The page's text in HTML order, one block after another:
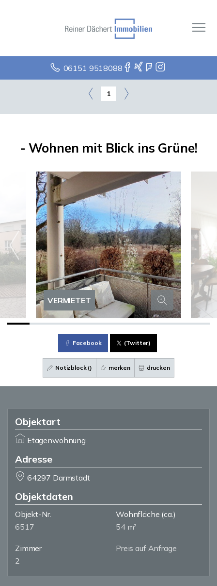
06151 9518088
1
- Wohnen mit Blick ins Grüne!
VERMIETET
Facebook (Twitter)
Notizblock () merken drucken
Objektart
Etagenwohnung
Adresse
64297 Darmstadt
Objektdaten
Objekt-Nr.
6517
Wohnfläche (ca.)
54 m²
Zimmer
2
Preis auf Anfrage